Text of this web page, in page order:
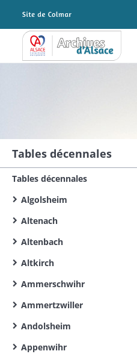
Archives Alsace - Colmar
Tables décennales
Tables décennales
Algolsheim
Altenach
Altenbach
Altkirch
Ammerschwihr
Ammertzwiller
Andolsheim
Appenwihr